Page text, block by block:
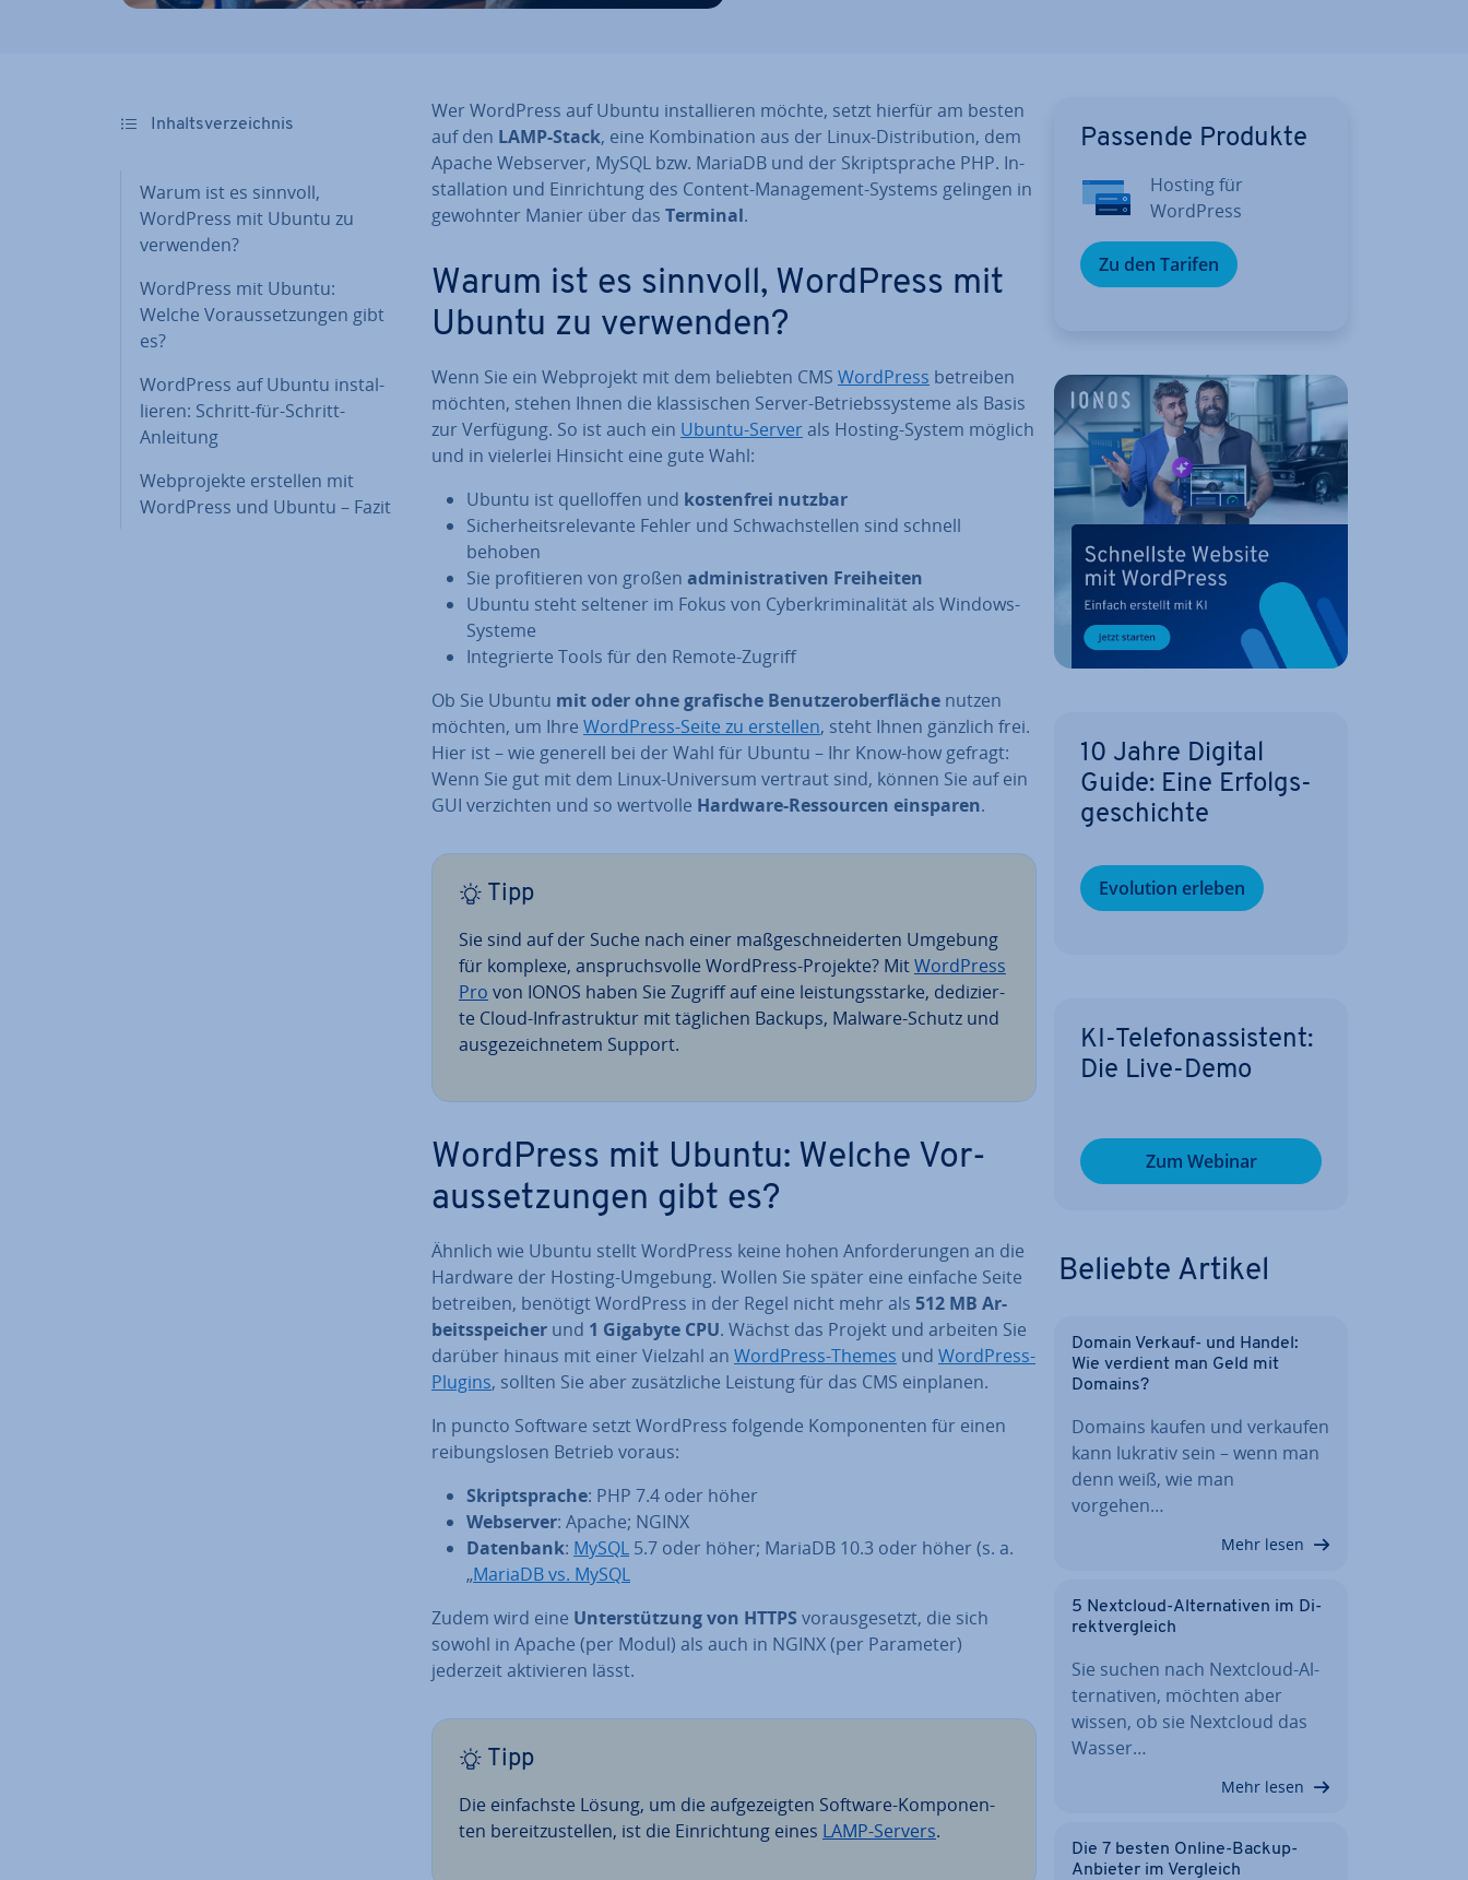
In­halts­ver­zeich­nis
Warum ist es sinnvoll,
WordPress mit Ubuntu zu
verwenden?
WordPress mit Ubuntu:
Welche Vor­aus­set­zun­gen gibt
es?
WordPress auf Ubuntu in­stal­
lie­ren: Schritt-für-Schritt-
Anleitung
Web­pro­jek­te erstellen mit
WordPress und Ubuntu – Fazit
Wer WordPress auf Ubuntu in­stal­lie­ren möchte, setzt hierfür am besten
auf den LAMP-Stack, eine Kom­bi­na­ti­on aus der Linux-Dis­tri­bu­ti­on, dem
Apache Webserver, MySQL bzw. MariaDB und der Skript­spra­che PHP. In­
stal­la­ti­on und Ein­rich­tung des Content-Ma­nage­ment-Systems gelingen in
gewohnter Manier über das Terminal.
Warum ist es sinnvoll, WordPress mit
Ubuntu zu verwenden?
Wenn Sie ein Web­pro­jekt mit dem beliebten CMS WordPress betreiben
möchten, stehen Ihnen die klas­si­schen Server-Be­triebs­sys­te­me als Basis
zur Verfügung. So ist auch ein Ubuntu-Serverals Hosting-System möglich
und in vielerlei Hinsicht eine gute Wahl:
Ubuntu ist quell­of­fen und kos­ten­frei nutzbar
Si­cher­heits­re­le­van­te Fehler und Schwach­stel­len sind schnell
behoben
Sie pro­fi­tie­ren von großen ad­mi­nis­tra­ti­ven Frei­hei­ten
Ubuntu steht seltener im Fokus von Cy­ber­kri­mi­na­li­tät als Windows-
Systeme
In­te­grier­te Tools für den Remote-Zugriff
Ob Sie Ubuntu mit oder ohne grafische Be­nut­zer­ober­flä­che nutzen
möchten, um Ihre WordPress-Seite zu erstellen, steht Ihnen gänzlich frei.
Hier ist – wie generell bei der Wahl für Ubuntu – Ihr Know-how gefragt:
Wenn Sie gut mit dem Linux-Universum vertraut sind, können Sie auf ein
GUI ver­zich­ten und so wertvolle Hardware-Res­sour­cen einsparen.
Tipp
Sie sind auf der Suche nach einer maß­ge­schnei­der­ten Umgebung
für komplexe, an­spruchs­vol­le WordPress-Projekte? MitWordPress
Pro von IONOS haben Sie Zugriff auf eine leis­tungs­star­ke, de­di­zier­
te Cloud-In­fra­struk­tur mit täglichen Backups, Malware-Schutz und
aus­ge­zeich­ne­tem Support.
WordPress mit Ubuntu: Welche Vor­
aus­set­zun­gen gibt es?
Ähnlich wie Ubuntu stellt WordPress keine hohen An­for­de­run­gen an die
Hardware der Hosting-Umgebung. Wollen Sie später eine einfache Seite
betreiben, benötigt WordPress in der Regel nicht mehr als 512 MB Ar­
beits­spei­cher und 1 Gigabyte CPU. Wächst das Projekt und arbeiten Sie
darüber hinaus mit einer Vielzahl an WordPress-Themes und WordPress-
Plugins, sollten Sie aber zu­sätz­li­che Leistung für das CMS einplanen.
In puncto Software setzt WordPress folgende Kom­po­nen­ten für einen
rei­bungs­lo­sen Betrieb voraus:
Skript­spra­che: PHP 7.4 oder höher
Webserver: Apache; NGINX
Datenbank: MySQL 5.7 oder höher; MariaDB 10.3 oder höher (s. a.
„MariaDB vs. MySQL
Zudem wird eine Un­ter­stüt­zung von HTTPS vor­aus­ge­setzt, die sich
sowohl in Apache (per Modul) als auch in NGINX (per Parameter)
jederzeit ak­ti­vie­ren lässt.
Tipp
Die ein­fachs­te Lösung, um die auf­ge­zeig­ten Software-Kom­po­nen­
ten be­reit­zu­stel­len, ist die Ein­rich­tung eines LAMP-Servers.
Passende Produkte
Hosting für
WordPress
Zu den Tarifen
10 Jahre Digital
Guide: Eine Er­folgs­
ge­schich­te
Evolution erleben
KI-Te­le­fon­as­sis­tent:
Die Live-Demo
Zum Webinar
Beliebte Artikel
Domain Verkauf- und Handel:
Wie verdient man Geld mit
Domains?
Domains kaufen und verkaufen
kann lukrativ sein – wenn man
denn weiß, wie man
vorgehen…
Mehr lesen
5 Nextcloud-Al­ter­na­ti­ven im Di­
rekt­ver­gleich
Sie suchen nach Nextcloud-Al­
ter­na­ti­ven, möchten aber
wissen, ob sie Nextcloud das
Wasser…
Mehr lesen
Die 7 besten Online-Backup-
Anbieter im Vergleich